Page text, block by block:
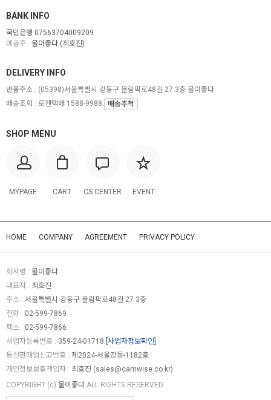
BANK INFO
국민은행 07563704009209
예금주 : 물이좋다 (최호진)
SHOP MENU
MYPAGE CART CS CENTER EVENT
DELIVERY INFO
반품주소 : (05398)서울특별시 강동구 올림픽로48길 27 3층 물이좋다
배송조회 : 로젠택배 1588-9988
배송추적
HOME COMPANY AGREEMENT PRIVACY POLICY
회사명 : 물이좋다
대표자 : 최호진
주소 : 서울특별시 강동구 올림픽로48길 27 3층
전화 : 02-599-7869
팩스 : 02-599-7866
사업자등록번호 : 359-24-01718 [사업자정보확인]
통신판매업신고번호 : 제2024-서울강동-1182호
개인정보보호책임자 : 최호진 (sales@camwise.co.kr)
COPYRIGHT (c) 물이좋다 ALL RIGHTS RESERVED.